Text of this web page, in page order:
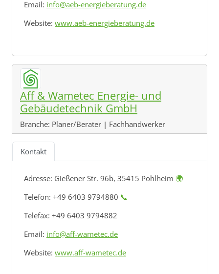
Email: info@aeb-energieberatung.de
Website: www.aeb-energieberatung.de
Aff & Wametec Energie- und
Gebäudetechnik GmbH
Branche: Planer/Berater | Fachhandwerker
Kontakt
Adresse: Gießener Str. 96b, 35415 Pohlheim 🌍
Telefon: +49 6403 9794880 📞
Telefax: +49 6403 9794882
Email: info@aff-wametec.de
Website: www.aff-wametec.de